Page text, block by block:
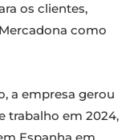
os clientes,
como
a empresa gerou
trabalho em 2024,